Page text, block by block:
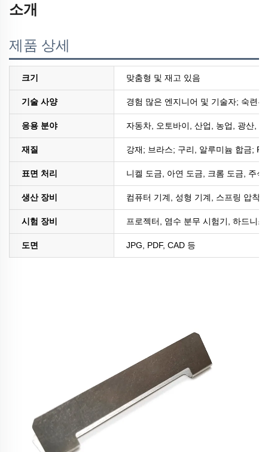
소개
제품 상세
크기 맞춤형 및 재고 있음
기술 사양 경험 많은 엔지니어 및 기술자; 숙련
응용 분야 자동차, 오토바이, 산업, 농업, 광산,
재질 강재; 브라스; 구리, 알루미늄 합금;
표면 처리 니켈 도금, 아연 도금, 크롬 도금, 주
생산 장비 컴퓨터 기계, 성형 기계, 스프링 압착
시험 장비 프로젝터, 염수 분무 시험기, 하드니
도면 JPG, PDF, CAD 등